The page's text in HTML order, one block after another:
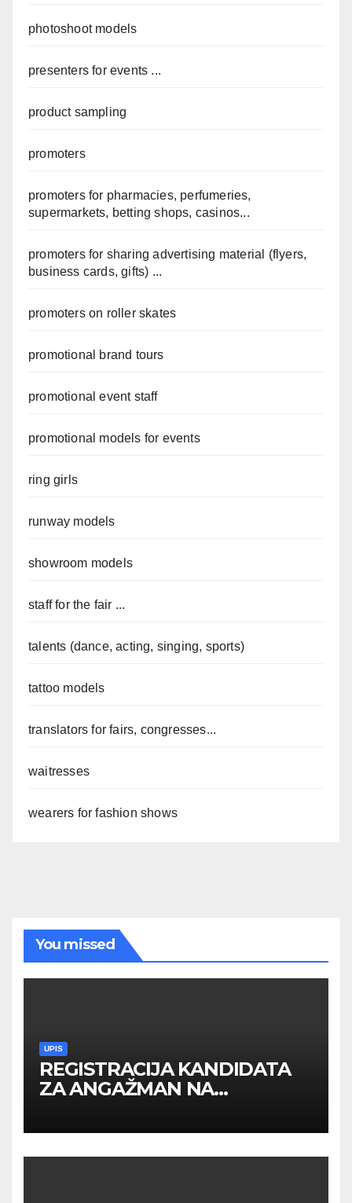
photoshoot models
presenters for events ...
product sampling
promoters
promoters for pharmacies, perfumeries,
supermarkets, betting shops, casinos...
promoters for sharing advertising material (flyers,
business cards, gifts) ...
promoters on roller skates
promotional brand tours
promotional event staff
promotional models for events
ring girls
runway models
showroom models
staff for the fair ...
talents (dance, acting, singing, sports)
tattoo models
translators for fairs, congresses...
waitresses
wearers for fashion shows
You missed
UPIS
REGISTRACIJA KANDIDATA
ZA ANGAŽMAN NA